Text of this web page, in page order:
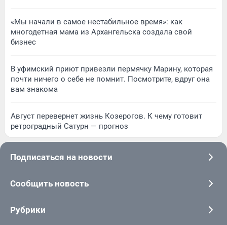
«Мы начали в самое нестабильное время»: как
многодетная мама из Архангельска создала свой
бизнес
В уфимский приют привезли пермячку Марину, которая
почти ничего о себе не помнит. Посмотрите, вдруг она
вам знакома
Август перевернет жизнь Козерогов. К чему готовит
ретроградный Сатурн — прогноз
Подписаться на новости
Сообщить новость
Рубрики